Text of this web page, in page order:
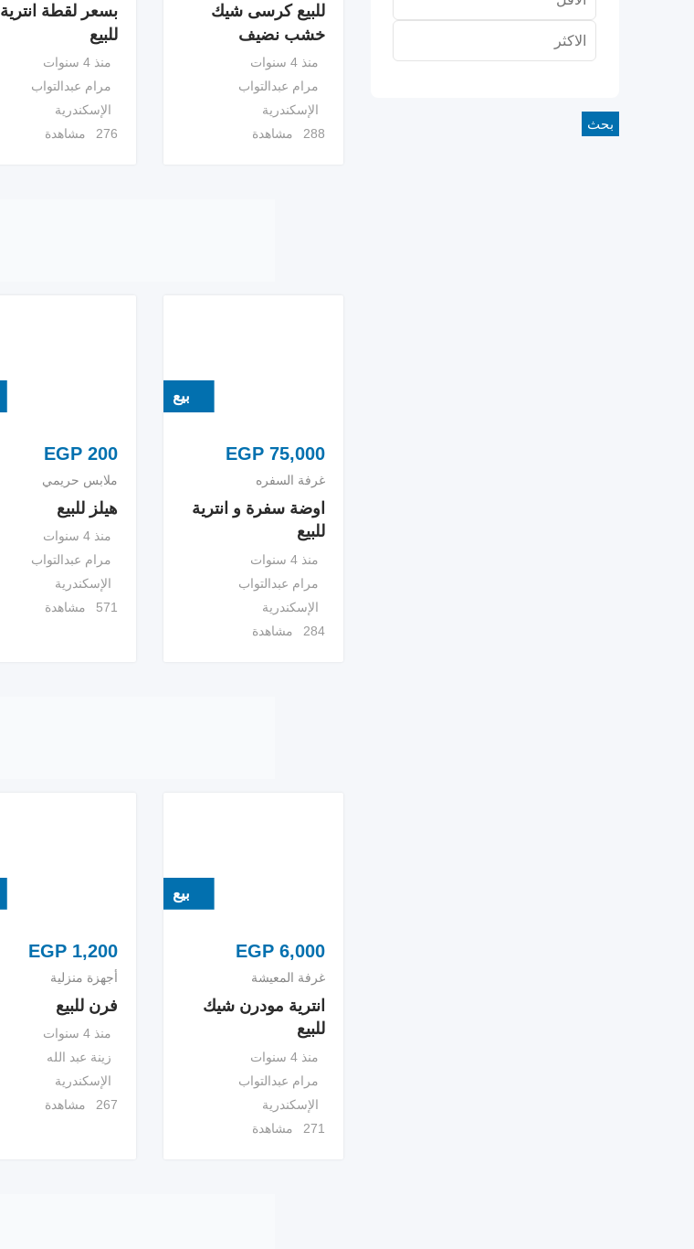
بحث
للبيع كرسى شيك
خشب نضيف
منذ 4 سنوات
مرام عبدالتواب
الإسكندرية
288 مشاهدة
بسعر لقطة انترية
للبيع
منذ 4 سنوات
مرام عبدالتواب
الإسكندرية
276 مشاهدة
بيع
EGP75,000
غرفة السفره
اوضة سفرة و انترية
للبيع
منذ 4 سنوات
مرام عبدالتواب
الإسكندرية
284 مشاهدة
EGP200
ملابس حريمي
هيلز للبيع
منذ 4 سنوات
مرام عبدالتواب
الإسكندرية
571 مشاهدة
بيع
EGP6,000
غرفة المعيشة
انترية مودرن شيك
للبيع
منذ 4 سنوات
مرام عبدالتواب
الإسكندرية
271 مشاهدة
EGP1,200
أجهزة منزلية
فرن للبيع
منذ 4 سنوات
زينة عبد الله
الإسكندرية
267 مشاهدة